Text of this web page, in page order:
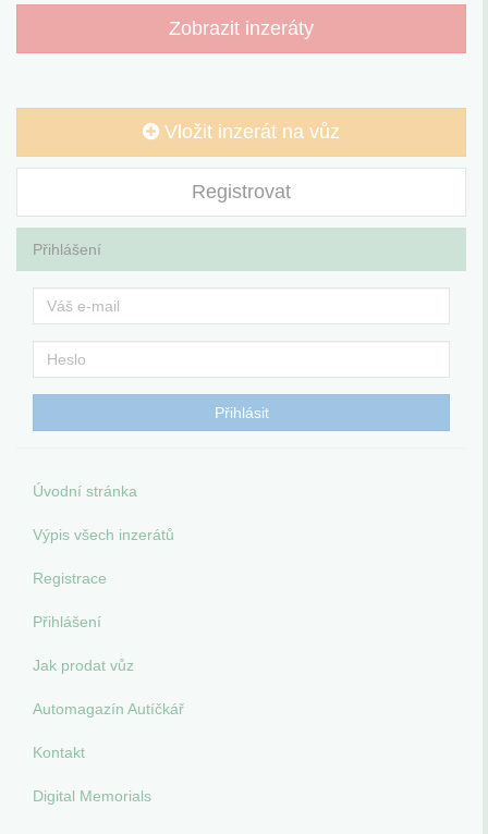
Zobrazit inzeráty
Vložit inzerát na vůz
Registrovat
Přihlášení
Úvodní stránka
Výpis všech inzerátů
Registrace
Přihlášení
Jak prodat vůz
Automagazín Autíčkář
Kontakt
Digital Memorials